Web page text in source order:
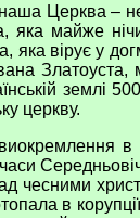
Церква – не
яка майже
яка вірує у
Івана
землі
церкву.
в
чесними
в